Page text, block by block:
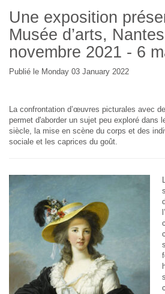
Une exposition
Musée d’arts,
novembre 2021 - 6
Publié le Monday 03 January 2022
La confrontation d’œuvres picturales avec
permet d'aborder un sujet peu exploré dans
siècle, la mise en scène du corps et des
sociale et les caprices du goût.